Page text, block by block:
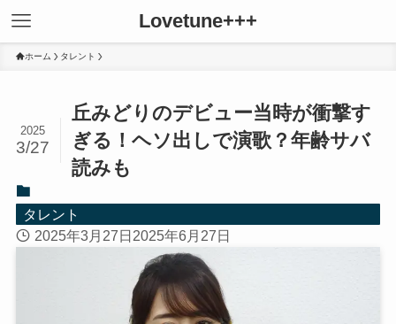
Lovetune+++
ホーム タレント
丘みどりのデビュー当時が衝撃す
ぎる！ヘソ出しで演歌？年齢サバ
読みも
2025
3/27
タレント
2025年3月27日 2025年6月27日